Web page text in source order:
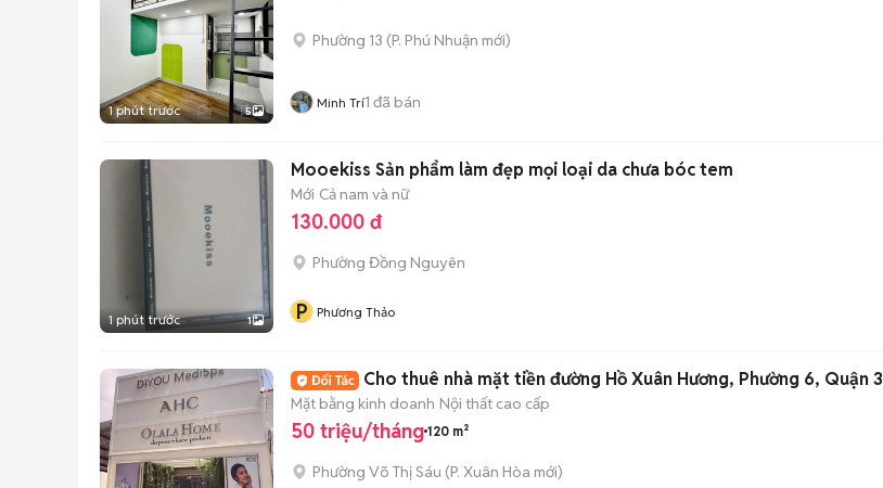
1 phút trước 5
Phường 13 (P. Phú Nhuận mới)
Minh Trí1 đã bán
1 phút trước 1
Mooekiss Sản phẩm làm đẹp mọi loại da chưa bóc tem
Mới Cả nam và nữ
130.000 đ
Phường Đồng Nguyên
P Phương Thảo
Cho thuê nhà mặt tiền đường Hồ Xuân Hương, Phường 6, Quận 3
Mặt bằng kinh doanh Nội thất cao cấp
50 triệu/tháng 120 m²
Phường Võ Thị Sáu (P. Xuân Hòa mới)